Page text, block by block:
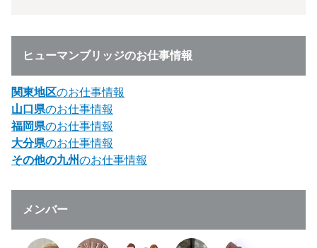
ヒューマンブリッジのお仕事情報
関東地区のお仕事情報
山口県のお仕事情報
福岡県のお仕事情報
大分県のお仕事情報
その他の九州のお仕事情報
メンバー